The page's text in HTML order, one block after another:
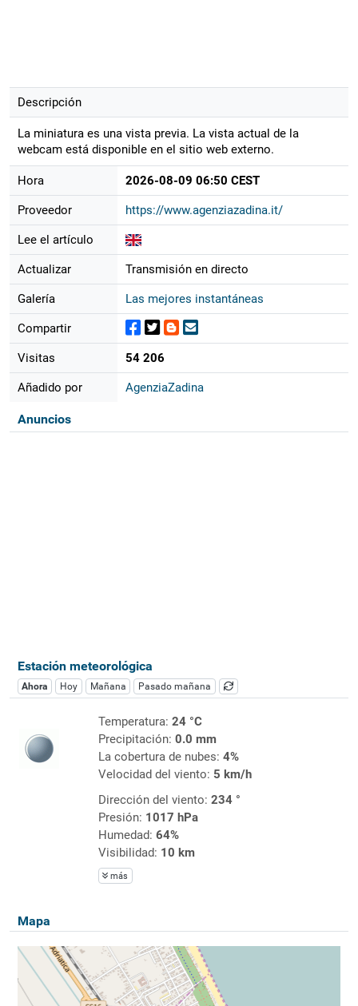
Descripción
La miniatura es una vista previa. La vista actual de la
webcam está disponible en el sitio web externo.
Hora 2026-08-09 06:50 CEST
Proveedor https://www.agenziazadina.it/
Lee el artículo
Actualizar Transmisión en directo
Galería Las mejores instantáneas
Compartir
Visitas 54 206
Añadido por AgenziaZadina
Anuncios
Estación meteorológica
Ahora Hoy Mañana Pasado mañana
Temperatura: 24 °C
Precipitación: 0.0 mm
La cobertura de nubes: 4%
Velocidad del viento: 5 km/h
Dirección del viento: 234 °
Presión: 1017 hPa
Humedad: 64%
Visibilidad: 10 km
más
Mapa